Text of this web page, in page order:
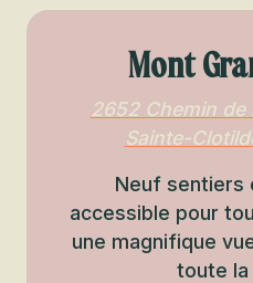
Mont
2652 Chemin de
Sainte-
Neuf sentiers
accessible pour
une magnifique
toute la